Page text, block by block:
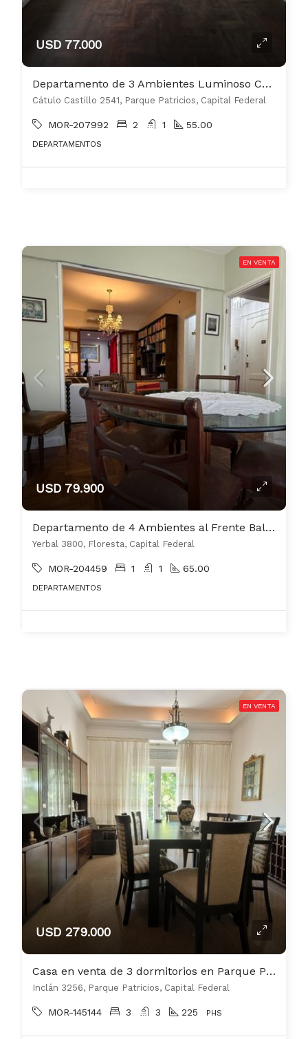
USD 77.000
Departamento de 3 Ambientes Luminoso Cocina y Baño, 1 Piso por escalera corta
Cátulo Castillo 2541, Parque Patricios, Capital Federal
MOR-207992 2 1 55.00
DEPARTAMENTOS
EN VENTA
USD 79.900
Departamento de 4 Ambientes al Frente Balcon Muy Buen Estado
Yerbal 3800, Floresta, Capital Federal
MOR-204459 1 1 65.00
DEPARTAMENTOS
EN VENTA
USD 279.000
Casa en venta de 3 dormitorios en Parque Patricios
Inclán 3256, Parque Patricios, Capital Federal
MOR-145144 3 3 225 PHS